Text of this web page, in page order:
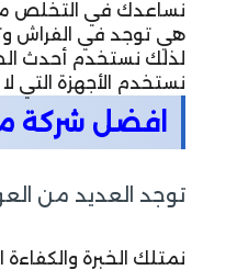
نساعدك في التخلص
هي توجد في الفراش
لذلك نستخدم أحدث
نستخدم الأجهزة التي
افضل شركة
توجد العديد من
نمتلك الخبرة